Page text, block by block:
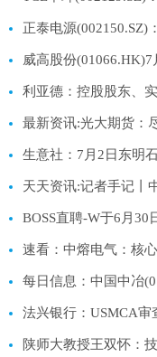
正泰电源(002150.SZ)
威高股份
利亚德：控股股东、
最新资讯:光大期货：
生意社：7月2日东明
天天资讯:记者手记丨
BOSS直聘-W于6月30
速看：中熔电气：核
每日信息：中国中冶
法兴银行：USMCA
陕师大教授王双怀：